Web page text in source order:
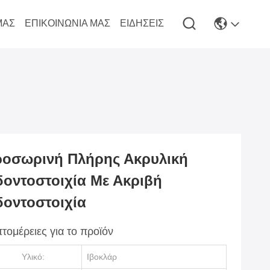
ΕΠΙΚΟΙΝΩΝΊΑ ΜΑΣ ΕΙΔΉΣΕΙΣ
Πλήρης Ακρυλική
Με Ακριβή
για το προϊόν
Υλικό: Ιβοκλάρ